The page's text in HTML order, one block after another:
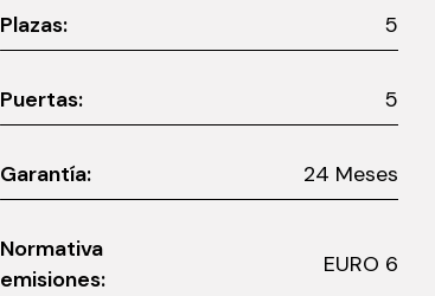
Plazas: 5
Puertas: 5
Garantía: 24 Meses
Normativa
emisiones:
EURO 6